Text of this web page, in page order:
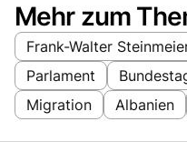
Mehr zum
Frank-Walter
Parlament
Migration
Albanien